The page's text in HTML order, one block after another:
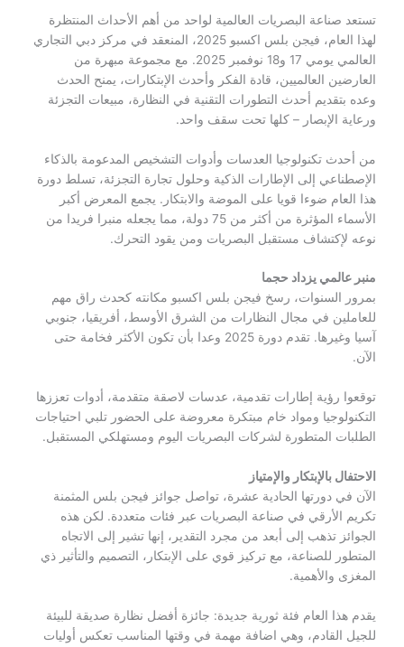
تستعد صناعة البصريات العالمية لواحد من أهم الأحداث المنتظرة
لهذا العام، فيجن بلس اكسبو 2025، المنعقد في مركز دبي التجاري
العالمي يومي 17 و18 نوفمبر 2025. مع مجموعة مبهرة من
العارضين العالميين، قادة الفكر وأحدث الإبتكارات، يمنح الحدث
وعده بتقديم أحدث التطورات التقنية في النظارة، مبيعات التجزئة
ورعاية الإبصار – كلها تحت سقف واحد.
من أحدث تكنولوجيا العدسات وأدوات التشخيص المدعومة بالذكاء
الإصطناعي إلى الإطارات الذكية وحلول تجارة التجزئة، تسلط دورة
هذا العام ضوءا قويا على الموضة والابتكار. يجمع المعرض أكبر
الأسماء المؤثرة من أكثر من 75 دولة، مما يجعله منبرا فريدا من
نوعه لإكتشاف مستقبل البصريات ومن يقود التحرك.
منبر عالمي يزداد حجما
بمرور السنوات، رسخ فيجن بلس اكسبو مكانته كحدث راق مهم
للعاملين في مجال النظارات من الشرق الأوسط، أفريقيا، جنوبي
آسيا وغيرها. تقدم دورة 2025 وعدا بأن تكون الأكثر فخامة حتى
الآن.
توقعوا رؤية إطارات تقدمية، عدسات لاصقة متقدمة، أدوات تعززها
التكنولوجيا ومواد خام مبتكرة معروضة على الحضور تلبي احتياجات
الطلبات المتطورة لشركات البصريات اليوم ومستهلكي المستقبل.
الاحتفال بالإبتكار والإمتياز
الآن في دورتها الحادية عشرة، تواصل جوائز فيجن بلس المثمنة
تكريم الأرقي في صناعة البصريات عبر فئات متعددة. لكن هذه
الجوائز تذهب إلى أبعد من مجرد التقدير، إنها تشير إلى الاتجاه
المتطور للصناعة، مع تركيز قوي على الإبتكار، التصميم والتأثير ذي
المغزى والأهمية.
يقدم هذا العام فئة ثورية جديدة: جائزة أفضل نظارة صديقة للبيئة
للجيل القادم، وهي اضافة مهمة في وقتها المناسب تعكس أوليات